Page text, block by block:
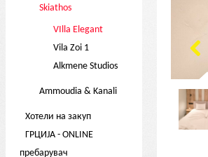
Skiathos
VIlla Elegant
Vila Zoi 1
Alkmene Studios
Ammoudia & Kanali
Хотели на закуп
ГРЦИЈА - ONLINE
пребарувач